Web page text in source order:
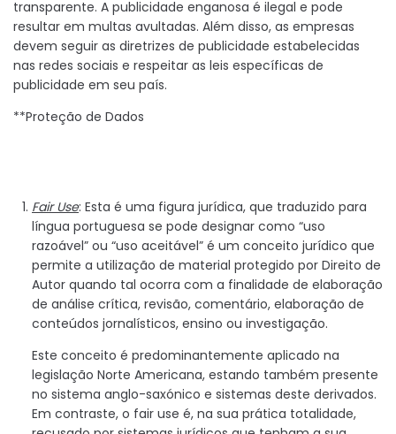
transparente. A publicidade enganosa é ilegal e pode
resultar em multas avultadas. Além disso, as empresas
devem seguir as diretrizes de publicidade estabelecidas
nas redes sociais e respeitar as leis específicas de
publicidade em seu país.
**Proteção de Dados
Fair Use: Esta é uma figura jurídica, que traduzido para
língua portuguesa se pode designar como “uso
razoável” ou “uso aceitável” é um conceito jurídico que
permite a utilização de material protegido por Direito de
Autor quando tal ocorra com a finalidade de elaboração
de análise crítica, revisão, comentário, elaboração de
conteúdos jornalísticos, ensino ou investigação.
Este conceito é predominantemente aplicado na
legislação Norte Americana, estando também presente
no sistema anglo-saxónico e sistemas deste derivados.
Em contraste, o fair use é, na sua prática totalidade,